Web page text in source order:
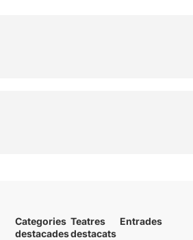
Categories
destacades
Teatres
destacats
Entrades